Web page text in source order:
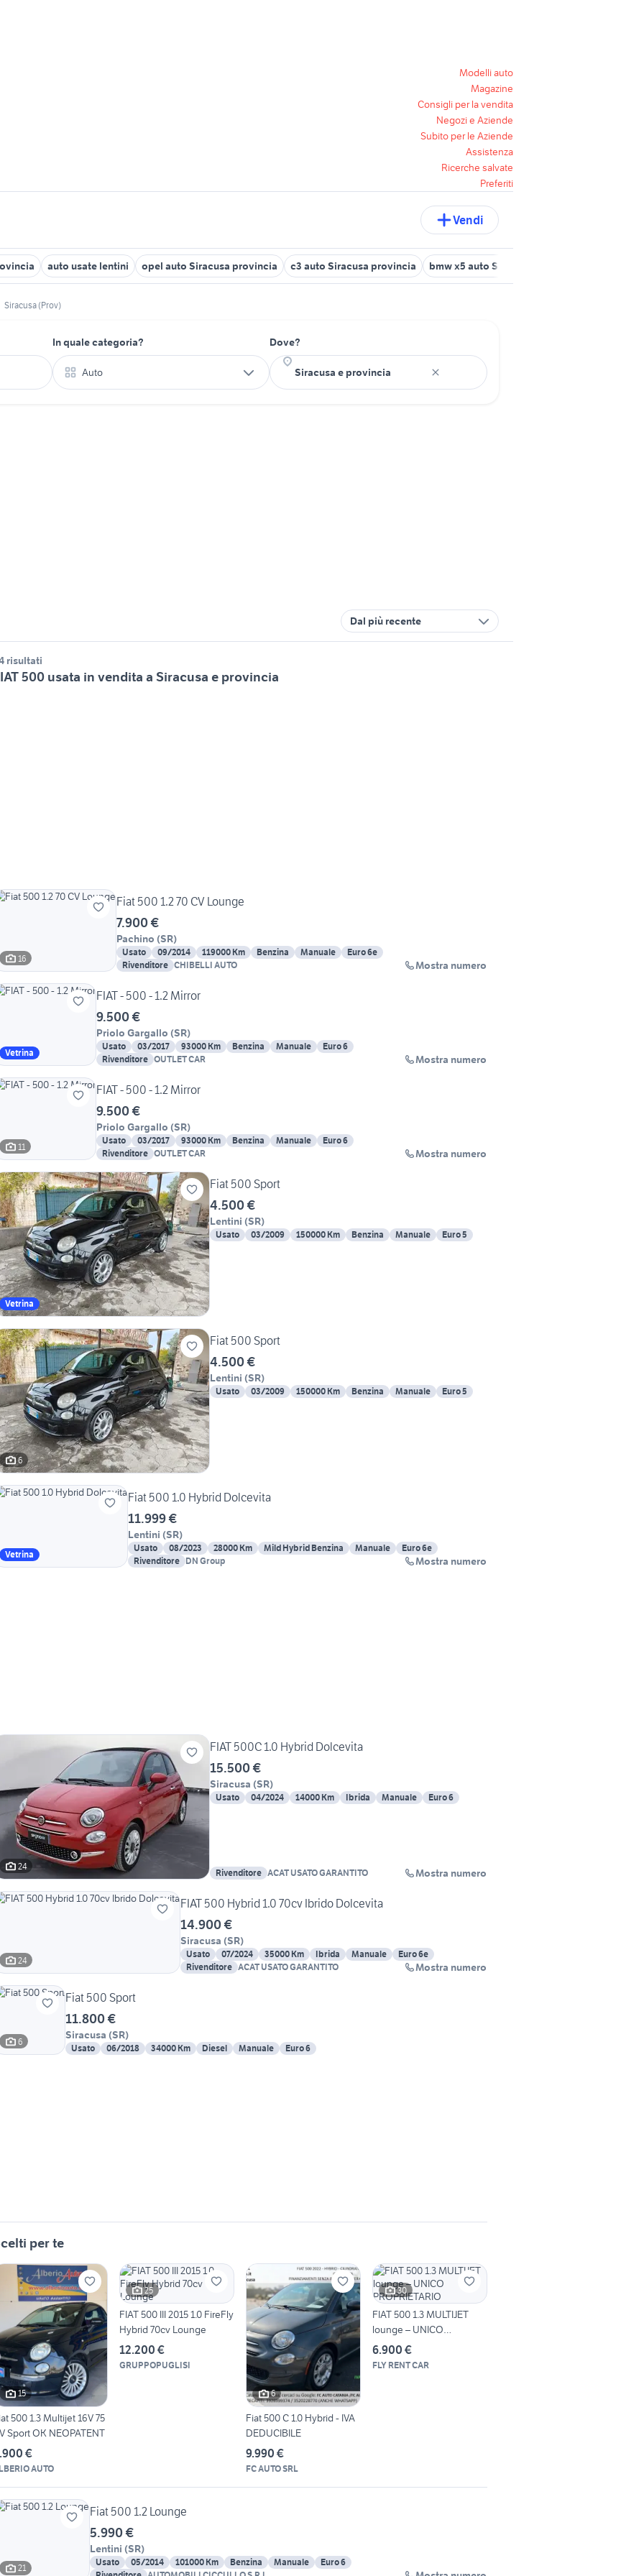
Modelli auto
Magazine
Consigli per la vendita
Negozi e Aziende
Subito per le Aziende
Assistenza
Ricerche salvate
Preferiti
Vendi
auto usate lentini opel auto Siracusa provincia c3 auto Siracusa provincia bmw x5 auto Siracusa provincia
Siracusa (Prov)
In quale categoria?
Auto
Dove?
Dal più recente
risultati
500 usata in vendita a Siracusa e provincia
16
Fiat 500 1.2 70 CV Lounge
7.900 €
Pachino (SR)
Usato 09/2014 119000 Km Benzina Manuale
Euro 6e
Rivenditore CHIBELLI AUTO Mostra numero
Vetrina
FIAT - 500 - 1.2 Mirror
9.500 €
Priolo Gargallo (SR)
Usato 03/2017 93000 Km Benzina Manuale
Euro 6
Rivenditore OUTLET CAR Mostra numero
11
FIAT - 500 - 1.2 Mirror
9.500 €
Priolo Gargallo (SR)
Usato 03/2017 93000 Km Benzina Manuale
Euro 6
Rivenditore OUTLET CAR Mostra numero
Vetrina
Fiat 500 Sport
4.500 €
Lentini (SR)
Usato 03/2009 150000 Km Benzina Manuale Euro 5
6
Fiat 500 Sport
4.500 €
Lentini (SR)
Usato 03/2009 150000 Km Benzina Manuale Euro 5
Vetrina
Fiat 500 1.0 Hybrid Dolcevita
11.999 €
Lentini (SR)
Usato 08/2023 28000 Km Mild Hybrid Benzina Manuale
Euro 6e
Rivenditore DN Group Mostra numero
24
FIAT 500C 1.0 Hybrid Dolcevita
15.500 €
Siracusa (SR)
Usato 04/2024 14000 Km Ibrida Manuale Euro 6
Rivenditore ACAT USATO GARANTITO Mostra numero
24
FIAT 500 Hybrid 1.0 70cv Ibrido Dolcevita
14.900 €
Siracusa (SR)
Usato 07/2024 35000 Km Ibrida Manuale
Euro 6e
Rivenditore ACAT USATO GARANTITO Mostra numero
6
Fiat 500 Sport
11.800 €
Siracusa (SR)
Usato 06/2018 34000 Km Diesel Manuale Euro 6
per te
15
500 1.3 Multijet 16V 75
Sport OK NEOPATENT
€
AUTO
25
FIAT 500 III 2015 1.0 FireFly
Hybrid 70cv Lounge
12.200 €
GRUPPOPUGLISI
6
Fiat 500 C 1.0 Hybrid - IVA
DEDUCIBILE
9.990 €
FC AUTO SRL
30
FIAT 500 1.3 MULTIJET
lounge – UNICO
PROPRIETARIO
6.900 €
FLY RENT CAR
21
Fiat 500 1.2 Lounge
5.990 €
Lentini (SR)
Usato 05/2014 101000 Km Benzina Manuale
Euro 6